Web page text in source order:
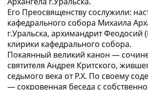
Его Преосвященству сослужили:
кафедрального собора Михаила
г.Уральска, архимандрит Феодосий
клирики кафедрального собора.
Покаянный великий канон —
святителя Андрея Критского,
седьмого века от Р.Х. По своему
— сокровенная беседа с